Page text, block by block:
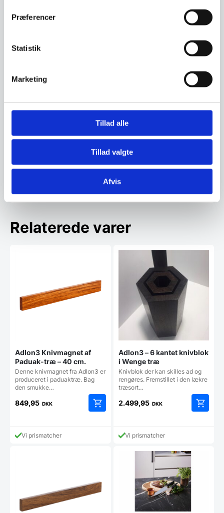
Præferencer
Statistik
Marketing
Tillad alle
Tillad valgte
Afvis
forlænger spejlets levetid. Med sin kombination
af robusthed, tidløst design og fremragende
farvegengivelse er spejlet en pålidelig og stilfuld
løsning, der opfylder kravene til både funktion
Om koncernen & god kvalitet
Har du spørgsmål til varen? Klik her
Relaterede varer
Adlon3 Knivmagnet af
Paduak-træ – 40 cm.
Denne knivmagnet fra Adlon3 er
produceret i paduaktræ. Bag
den smukke…
849,95 DKK
Vi prismatcher
Adlon3 – 6 kantet knivblok
i Wenge træ
Knivblok der kan skilles ad og
rengøres. Fremstillet i den lækre
træsort…
2.499,95 DKK
Vi prismatcher